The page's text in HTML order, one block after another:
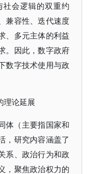
会逻辑的双重约
兼容性、迭代速度
、多元主体的利益
。因此，数字政府
数字技术使用与政
理论延展
体（主要指国家和
，研究内容涵盖了
系、政治行为和政
，聚焦政治权力的